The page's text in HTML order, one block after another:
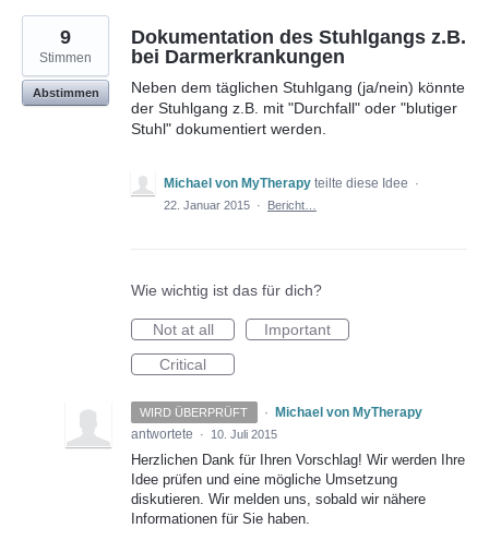
Dokumentation des Stuhlgangs z.B.
bei Darmerkrankungen
Neben dem täglichen Stuhlgang (ja/nein) könnte
der Stuhlgang z.B. mit "Durchfall" oder "blutiger
Stuhl" dokumentiert werden.
9
Stimmen
Abstimmen
Michael von MyTherapy teilte diese Idee
·
22. Januar 2015 · Bericht…
Wie wichtig ist das für dich?
Not at all
Important
Critical
WIRD ÜBERPRÜFT ·
Michael von MyTherapy
antwortete
· 10. Juli 2015
Herzlichen Dank für Ihren Vorschlag! Wir werden Ihre
Idee prüfen und eine mögliche Umsetzung
diskutieren. Wir melden uns, sobald wir nähere
Informationen für Sie haben.